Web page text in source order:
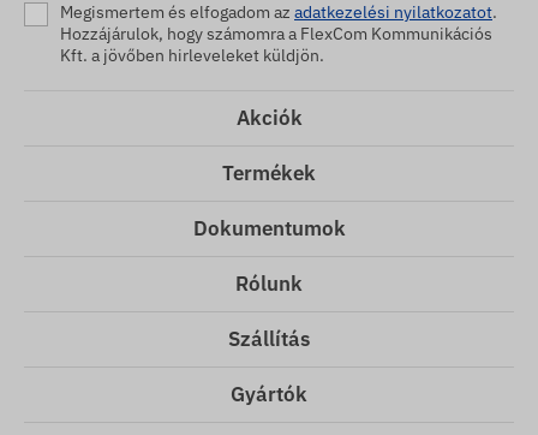
Megismertem és elfogadom az adatkezelési nyilatkozatot.
Hozzájárulok, hogy számomra a FlexCom Kommunikációs
Kft. a jövőben hirleveleket küldjön.
Akciók
Termékek
Dokumentumok
Rólunk
Szállítás
Gyártók